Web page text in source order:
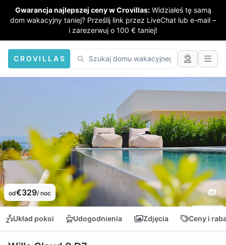
Gwarancja najlepszej ceny w Crovillas: Widziałeś tę samą
dom wakacyjny taniej? Prześlij link przez LiveChat lub e-mail –
i zarezerwuj o 100 € taniej!
CROVILLAS
od€329/ noc
Układ pokoi Udogodnienia Zdjęcia Ceny i